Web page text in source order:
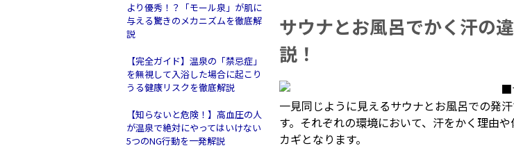
より優秀！？「モール泉」が肌に
与える驚きのメカニズムを徹底解
説
【完全ガイド】温泉の「禁忌症」
を無視して入浴した場合に起こり
うる健康リスクを徹底解説
【知らないと危険！】高血圧の人
が温泉で絶対にやってはいけない
5つのNG行動を一発解説
サウナとお風呂でかく汗の
説！
■
一見同じように見えるサウナとお風呂での発
す。それぞれの環境において、汗をかく理由
カギとなります。